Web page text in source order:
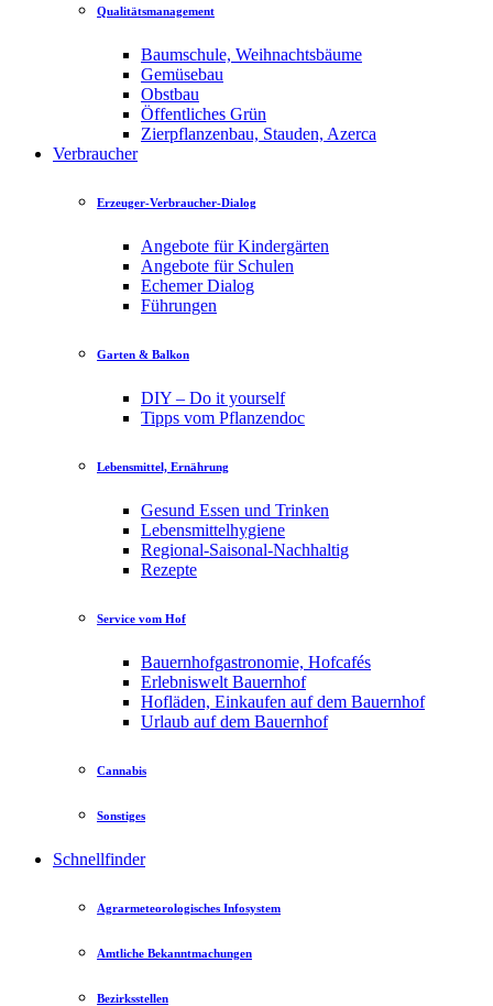
Qualitätsmanagement
Baumschule, Weihnachtsbäume
Gemüsebau
Obstbau
Öffentliches Grün
Zierpflanzenbau, Stauden, Azerca
Verbraucher
Erzeuger-Verbraucher-Dialog
Angebote für Kindergärten
Angebote für Schulen
Echemer Dialog
Führungen
Garten & Balkon
DIY – Do it yourself
Tipps vom Pflanzendoc
Lebensmittel, Ernährung
Gesund Essen und Trinken
Lebensmittelhygiene
Regional-Saisonal-Nachhaltig
Rezepte
Service vom Hof
Bauernhofgastronomie, Hofcafés
Erlebniswelt Bauernhof
Hofläden, Einkaufen auf dem Bauernhof
Urlaub auf dem Bauernhof
Cannabis
Sonstiges
Schnellfinder
Agrarmeteorologisches Infosystem
Amtliche Bekanntmachungen
Bezirksstellen